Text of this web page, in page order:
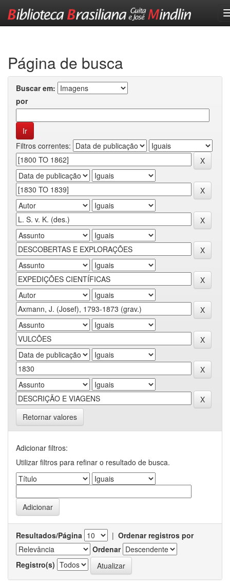
Página de busca
Buscar em:
por
Filtros correntes:
Retornar valores
Adicionar filtros:
Utilizar filtros para refinar o resultado de busca.
Resultados/Página | Ordenar registros por
Ordenar
Registro(s)